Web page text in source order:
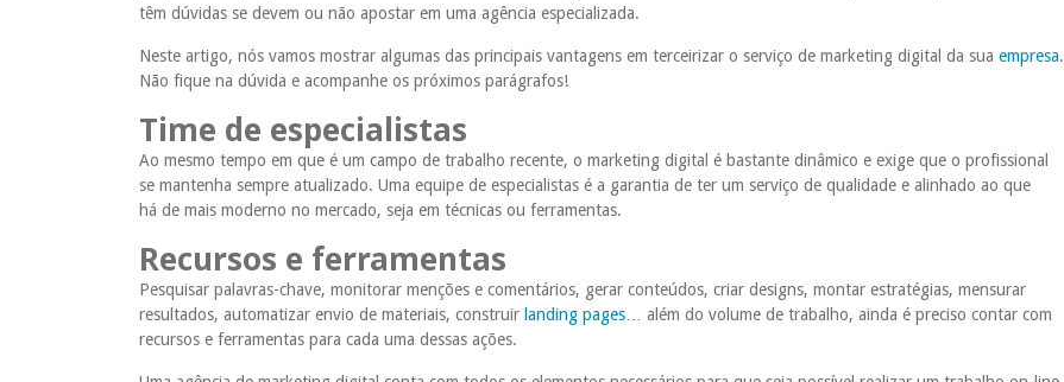
têm dúvidas se devem ou não apostar em uma agência especializada.
Neste artigo, nós vamos mostrar algumas das principais vantagens em terceirizar o serviço de marketing digital da sua empresa.
Não fique na dúvida e acompanhe os próximos parágrafos!
Time de especialistas
Ao mesmo tempo em que é um campo de trabalho recente, o marketing digital é bastante dinâmico e exige que o profissional
se mantenha sempre atualizado. Uma equipe de especialistas é a garantia de ter um serviço de qualidade e alinhado ao que
há de mais moderno no mercado, seja em técnicas ou ferramentas.
Recursos e ferramentas
Pesquisar palavras-chave, monitorar menções e comentários, gerar conteúdos, criar designs, montar estratégias, mensurar
resultados, automatizar envio de materiais, construir landing pages … além do volume de trabalho, ainda é preciso contar com
recursos e ferramentas para cada uma dessas ações.